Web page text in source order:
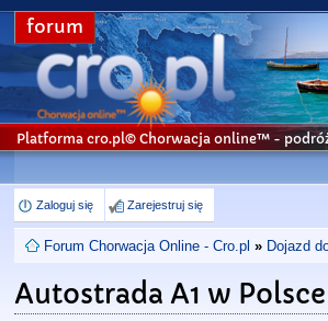
forum
Platforma cro.pl© Chorwacja online™ -
Zaloguj się Zarejestruj się
Forum Chorwacja Online - Cro.pl » Dojazd
Autostrada A1 w